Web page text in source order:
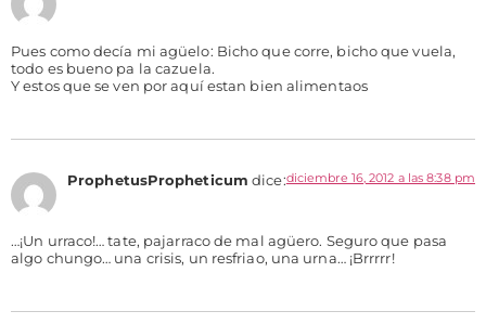
Pues como decía mi agüelo: Bicho que corre, bicho que vuela,
todo es bueno pa la cazuela.
Y estos que se ven por aquí estan bien alimentaos
ProphetusPropheticum dice:diciembre 16, 2012 a las 8:38 pm
…¡Un urraco!… tate, pajarraco de mal agüero. Seguro que pasa
algo chungo… una crisis, un resfriao, una urna… ¡Brrrrr!